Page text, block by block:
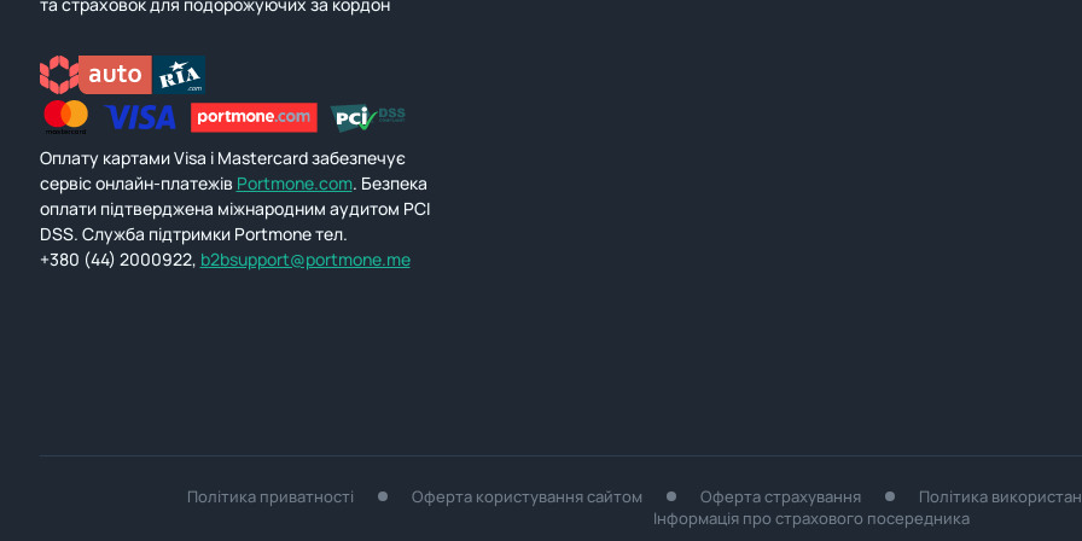
Оплату картами Visa і Mastercard забезпечує
сервіс онлайн-платежів Portmone.com. Безпека
оплати підтверджена міжнародним аудитом PCI
DSS. Служба підтримки Portmone тел.
+380 (44) 2000922, b2bsupport@portmone.me
Політика приватності Оферта користування сайтом Оферта страхування Політика
Інформація про страхового посередника